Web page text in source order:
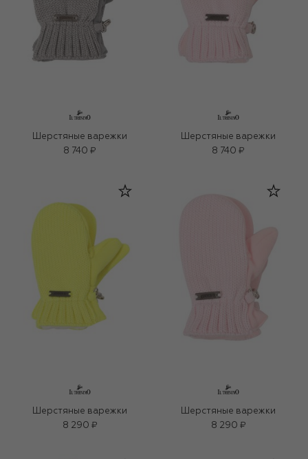
Шерстяные варежки
8 740 ₽
Шерстяные варежки
8 740 ₽
Шерстяные варежки
8 290 ₽
Шерстяные варежки
8 290 ₽